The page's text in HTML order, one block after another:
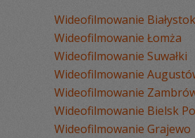
Wideofilmowanie Białystok
Wideofilmowanie Łomża
Wideofilmowanie Suwałki
Wideofilmowanie
Wideofilmowanie
Wideofilmowanie Bielsk
Wideofilmowanie Grajewo